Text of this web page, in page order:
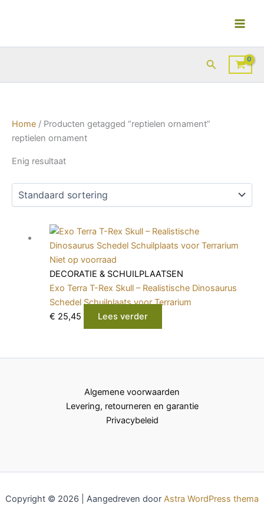
inhoud
Zoeken
Home / Producten getagged “reptielen ornament”
reptielen ornament
Enig resultaat
Niet op voorraad
DECORATIE & SCHUILPLAATSEN
Exo Terra T-Rex Skull – Realistische Dinosaurus
Schedel Schuilplaats voor Terrarium
€ 25,45 Lees verder
Algemene voorwaarden
Levering, retourneren en garantie
Privacybeleid
Copyright © 2026 | Aangedreven door Astra WordPress thema